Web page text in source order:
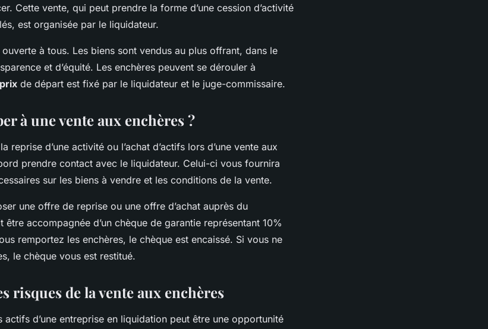
Cette vente, qui peut prendre la forme d’une cession d’activité
est organisée par le liquidateur.
à tous. Les biens sont vendus au plus offrant, dans le
et d’équité. Les enchères peuvent se dérouler à
prix de départ est fixé par le liquidateur et le juge-commissaire.
à une vente aux enchères ?
reprise d’une activité ou l’achat d’actifs lors d’une vente aux
prendre contact avec le liquidateur. Celui-ci vous fournira
sur les biens à vendre et les conditions de la vente.
une offre de reprise ou une offre d’achat auprès du
accompagnée d’un chèque de garantie représentant 10%
remportez les enchères, le chèque est encaissé. Si vous ne
le chèque vous est restitué.
risques de la vente aux enchères
actifs d’une entreprise en liquidation peut être une opportunité